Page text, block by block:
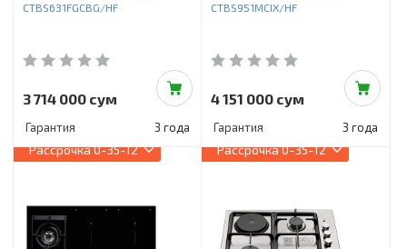
CTBS631FGCBG/HF
3 714 000 сум
Гарантия 3 года
CTBS951MCIX/HF
4 151 000 сум
Гарантия 3 года
Рассрочка0-35-12 Рассрочка0-35-12